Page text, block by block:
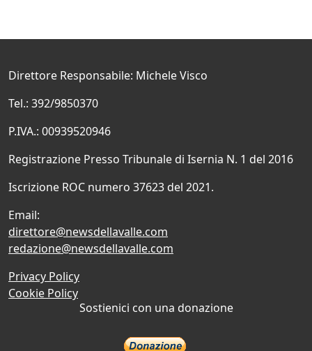
Direttore Responsabile: Michele Visco
Tel.: 392/9850370
P.IVA.: 00939520946
Registrazione Presso Tribunale di Isernia N. 1 del 2016
Iscrizione ROC numero 37623 del 2021.
Email:
direttore@newsdellavalle.com
redazione@newsdellavalle.com
Privacy Policy
Cookie Policy
Sostienici con una donazione